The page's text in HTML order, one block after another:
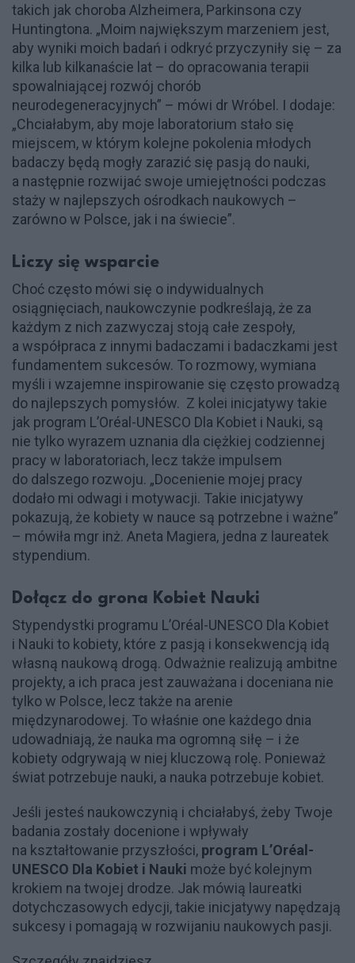
takich jak choroba Alzheimera, Parkinsona czy
Huntingtona. „Moim największym marzeniem jest,
aby wyniki moich badań i odkryć przyczyniły się – za
kilka lub kilkanaście lat – do opracowania terapii
spowalniającej rozwój chorób
neurodegeneracyjnych” – mówi dr Wróbel. I dodaje:
„Chciałabym, aby moje laboratorium stało się
miejscem, w którym kolejne pokolenia młodych
badaczy będą mogły zarazić się pasją do nauki,
a następnie rozwijać swoje umiejętności podczas
staży w najlepszych ośrodkach naukowych –
zarówno w Polsce, jak i na świecie”.
Liczy się wsparcie
Choć często mówi się o indywidualnych
osiągnięciach, naukowczynie podkreślają, że za
każdym z nich zazwyczaj stoją całe zespoły,
a współpraca z innymi badaczami i badaczkami jest
fundamentem sukcesów. To rozmowy, wymiana
myśli i wzajemne inspirowanie się często prowadzą
do najlepszych pomysłów. Z kolei inicjatywy takie
jak program L’Oréal-UNESCO Dla Kobiet i Nauki, są
nie tylko wyrazem uznania dla ciężkiej codziennej
pracy w laboratoriach, lecz także impulsem
do dalszego rozwoju. „Docenienie mojej pracy
dodało mi odwagi i motywacji. Takie inicjatywy
pokazują, że kobiety w nauce są potrzebne i ważne”
– mówiła mgr inż. Aneta Magiera, jedna z laureatek
stypendium.
Dołącz do grona Kobiet Nauki
Stypendystki programu L’Oréal-UNESCO Dla Kobiet
i Nauki to kobiety, które z pasją i konsekwencją idą
własną naukową drogą. Odważnie realizują ambitne
projekty, a ich praca jest zauważana i doceniana nie
tylko w Polsce, lecz także na arenie
międzynarodowej. To właśnie one każdego dnia
udowadniają, że nauka ma ogromną siłę – i że
kobiety odgrywają w niej kluczową rolę. Ponieważ
świat potrzebuje nauki, a nauka potrzebuje kobiet.
Jeśli jesteś naukowczynią i chciałabyś, żeby Twoje
badania zostały docenione i wpływały
na kształtowanie przyszłości, program L’Oréal-
UNESCO Dla Kobiet i Nauki może być kolejnym
krokiem na twojej drodze. Jak mówią laureatki
dotychczasowych edycji, takie inicjatywy napędzają
sukcesy i pomagają w rozwijaniu naukowych pasji.